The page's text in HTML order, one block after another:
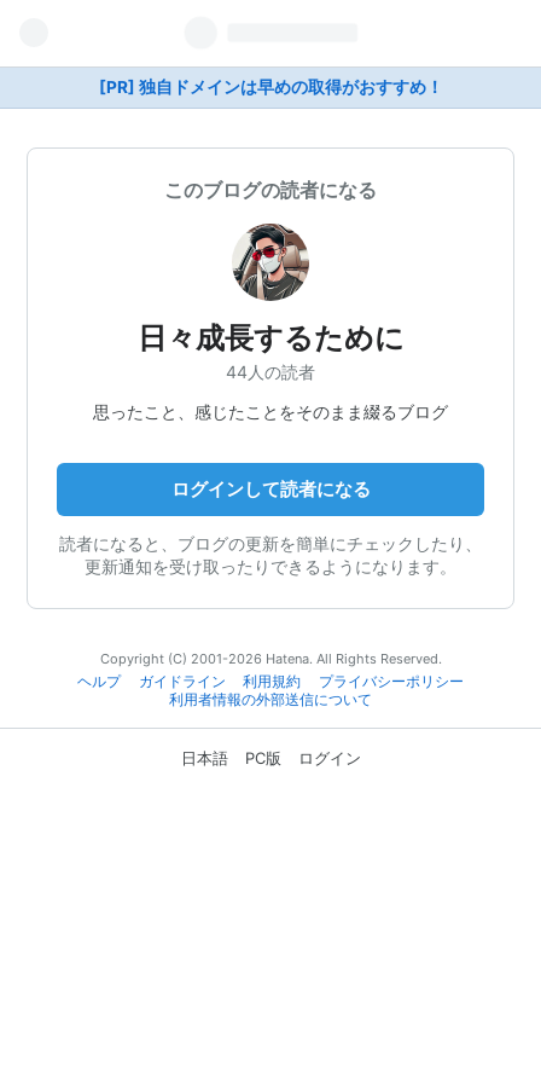
[PR] 独自ドメインは早めの取得がおすすめ！
このブログの読者になる
日々成長するために
44人の読者
思ったこと、感じたことをそのまま綴るブログ
ログインして読者になる
読者になると、ブログの更新を簡単にチェックしたり、
更新通知を受け取ったりできるようになります。
Copyright (C) 2001-2026 Hatena. All Rights Reserved.
ヘルプ
ガイドライン 利用規約
プライバシーポリシー
利用者情報の外部送信について
日本語 PC版 ログイン